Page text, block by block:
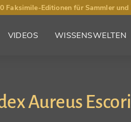
Faksimile-Editionen für Sammler
VIDEOS WISSENSWELTEN
Aureus